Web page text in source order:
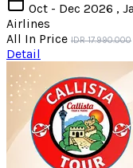
Oct - Dec 2026 ,
Airlines
All In Price IDR 17.990.000
Detail